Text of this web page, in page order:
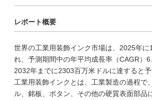
レポート概要
世界の工業用装飾インク市場は、2025年に
れ、予測期間中の年平均成長率（CAGR）
2032年までに2303百万米ドルに達すると予
工業用装飾インクとは、工業製造の過程で
ル、銘板、ボタン、その他の硬質表面部品